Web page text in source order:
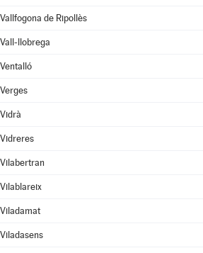
Vallfogona de Ripollès
Vall-llobrega
Ventalló
Verges
Vidrà
Vidreres
Vilabertran
Vilablareix
Viladamat
Viladasens